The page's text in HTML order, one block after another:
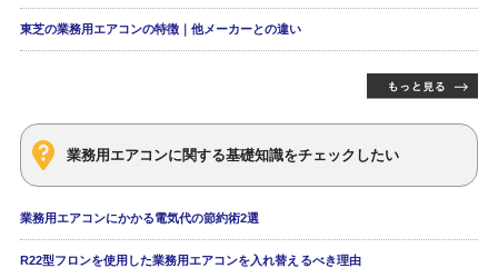
東芝の業務用エアコンの特徴｜他メーカーとの違い
業務用エアコンに関する基礎知識をチェックしたい
業務用エアコンにかかる電気代の節約術2選
R22型フロンを使用した業務用エアコンを入れ替えるべき理由